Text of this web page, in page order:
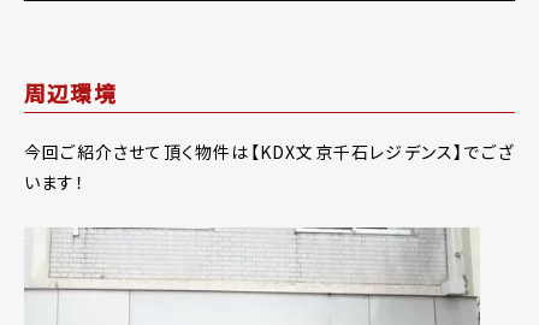
周辺環境
今回ご紹介させて頂く物件は【KDX文京千石レジデンス】でござ
います！